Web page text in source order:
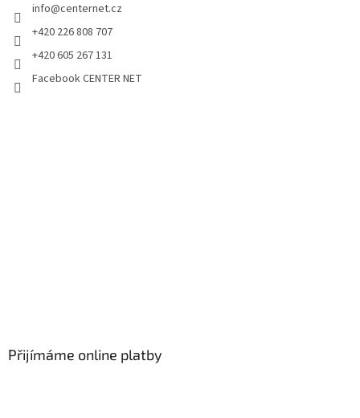
info@centernet.cz
+420 226 808 707
+420 605 267 131
Facebook CENTER NET
Přijímáme online platby